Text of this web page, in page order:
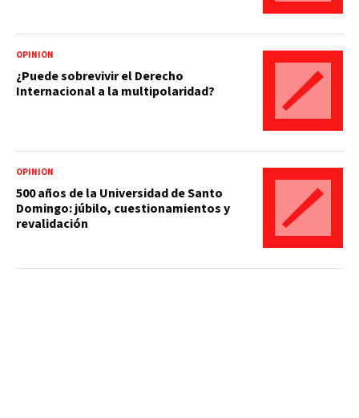
OPINIÓN
¿Puede sobrevivir el Derecho
Internacional a la multipolaridad?
OPINIÓN
500 años de la Universidad de Santo
Domingo: júbilo, cuestionamientos y
revalidación